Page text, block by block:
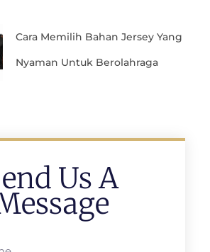
Cara Memilih Bahan Jersey Yang
Nyaman Untuk Berolahraga
Us A